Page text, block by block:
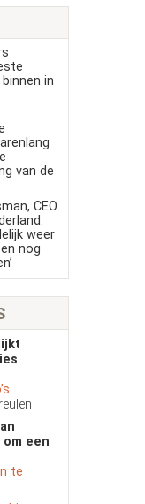
in
van de
CEO
weer
nog
een
te